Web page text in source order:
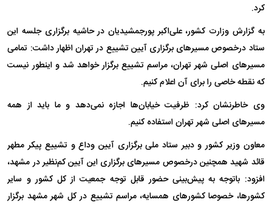
کرد.
به گزارش وزارت کشور، علی‌اکبر پورجمشیدیان در حاشیه برگزاری جلسه این
ستاد درخصوص مسیرهای برگزاری آیین تشییع در تهران اظهار داشت: تمامی
مسیرهای اصلی شهر تهران، مراسم تشییع برگزار خواهد شد و اینطور نیست
که نقطه خاصی را برای آن اعلام کنیم.
وی خاطرنشان کرد: ظرفیت خیابان‌ها اجازه نمی‌دهد و ما باید از همه
مسیرهای اصلی شهر تهران استفاده کنیم.
معاون وزیر کشور و دبیر ستاد ملی برگزاری آیین وداع و تشییع پیکر مطهر
قائد شهید همچنین درخصوص مسیرهای برگزاری این آیین کم‌نظیر در مشهد،
افزود: باتوجه به پیش‌بینی حضور قابل توجه جمعیت از کل کشور و سایر
کشورها، خصوصا کشورهای همسایه، مراسم تشییع در کل شهر مشهد برگزار